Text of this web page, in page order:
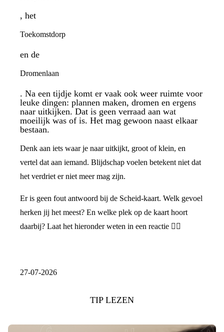
, het
Toekomstdorp
en de
Dromenlaan
. Na een tijdje komt er vaak ook weer ruimte voor
leuke dingen: plannen maken, dromen en ergens
naar uitkijken. Dat is geen verraad aan wat
moeilijk was of is. Het mag gewoon naast elkaar
bestaan.
Denk aan iets waar je naar uitkijkt, groot of klein, en
vertel dat aan iemand. Blijdschap voelen betekent niet dat
het verdriet er niet meer mag zijn.
Er is geen fout antwoord bij de Scheid-kaart. Welk gevoel
herken jij het meest? En welke plek op de kaart hoort
daarbij? Laat het hieronder weten in een reactie 👇🏼
27-07-2026
TIP LEZEN